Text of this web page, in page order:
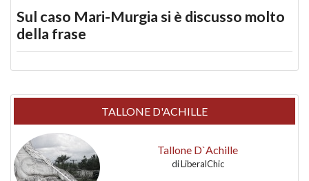
Sul caso Mari-Murgia si è discusso molto
della frase
TALLONE D'ACHILLE
Tallone D`Achille
diLiberalChic